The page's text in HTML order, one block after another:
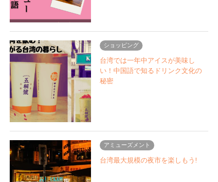
ショッピング
台湾では一年中アイスが美味し
い！中国語で知るドリンク文化の
秘密
アミューズメント
台湾最大規模の夜市を楽しもう!